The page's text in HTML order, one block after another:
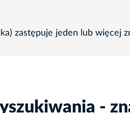
zastępuje jeden lub więcej
-